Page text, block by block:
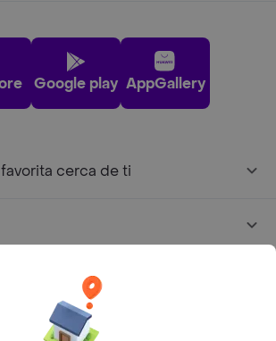
Google play AppGallery
cerca de ti